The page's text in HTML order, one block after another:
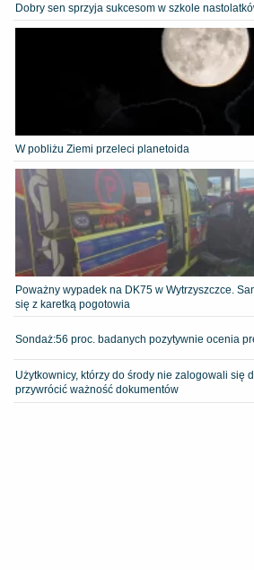
Dobry sen sprzyja sukcesom w szkole
W pobliżu Ziemi przeleci planetoida
Poważny wypadek na DK75 w Wytrzyszczce.
się z karetką pogotowia
​Sondaż:56 proc. badanych pozytywnie ocenia
Użytkownicy, którzy do środy nie zalogowali się
przywrócić ważność dokumentów